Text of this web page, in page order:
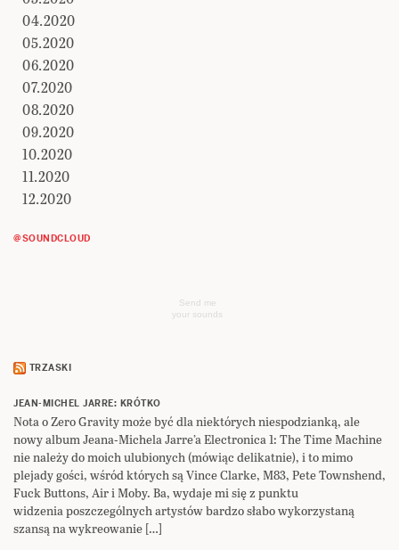
04.2020
05.2020
06.2020
07.2020
08.2020
09.2020
10.2020
11.2020
12.2020
@SOUNDCLOUD
Send me
your sounds
TRZASKI
JEAN-MICHEL JARRE: KRÓTKO
Nota o Zero Gravity może być dla niektórych niespodzianką, ale
nowy album Jeana-Michela Jarre’a Electronica 1: The Time Machine
nie należy do moich ulubionych (mówiąc delikatnie), i to mimo
plejady gości, wśród których są Vince Clarke, M83, Pete Townshend,
Fuck Buttons, Air i Moby. Ba, wydaje mi się z punktu
widzenia poszczególnych artystów bardzo słabo wykorzystaną
szansą na wykreowanie […]